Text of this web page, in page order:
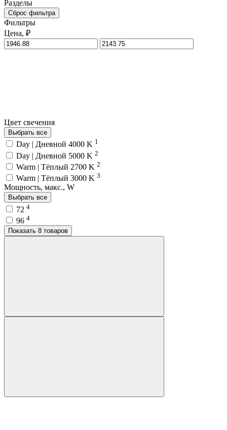
Разделы
Сброс фильтра
Фильтры
Цена, ₽
Цвет свечения
Выбрать все
Day | Дневной 4000 K 1
Day | Дневной 5000 K 2
Warm | Тёплый 2700 K 2
Warm | Тёплый 3000 K 3
Мощность, макс., W
Выбрать все
72 4
96 4
Показать 8 товаров